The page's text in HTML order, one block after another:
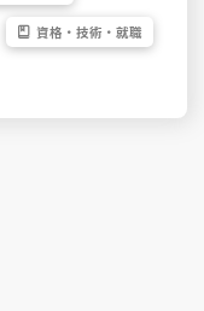
資格・ 技術・ 就職